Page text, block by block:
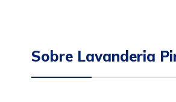
Sobre Lavanderia